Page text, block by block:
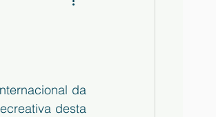
da
desta